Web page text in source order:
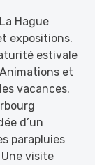
Hague
expositions.
estivale
et
vacances.
d’un
parapluies
visite